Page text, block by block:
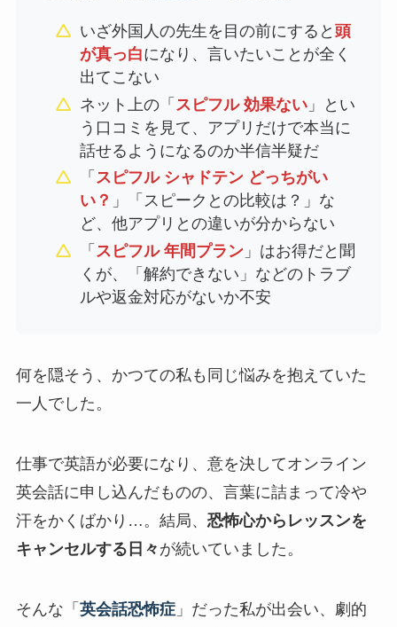
いざ外国人の先生を目の前にすると 頭
が真っ白になり、言いたいことが全く
出てこない
ネット上の「 スピフル 効果ない」とい
う口コミを見て、アプリだけで本当に
話せるようになるのか半信半疑だ
「 スピフル シャドテン どっちがい
い？ 」「スピークとの比較は？」な
ど、他アプリとの違いが分からない
「 スピフル 年間プラン」はお得だと聞
くが、「解約できない」などのトラブ
ルや返金対応がないか不安
何を隠そう、かつての私も同じ悩みを抱えていた
一人でした。
仕事で英語が必要になり、意を決してオンライン
英会話に申し込んだものの、言葉に詰まって冷や
汗をかくばかり…。結局、 恐怖心からレッスンを
キャンセルする日々 が続いていました。
そんな「 英会話恐怖症」だった私が出会い、劇的